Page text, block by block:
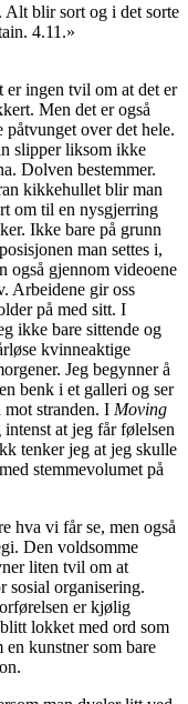
Alt blir sort og i det sorte
4.11.»
er ingen tvil om at det er
Men det er også
påtvunget over det hele.
slipper liksom ikke
Dolven bestemmer.
kikkehullet blir man
om til en nysgjerring
Ikke bare på grunn
man settes i,
også gjennom videoene
Arbeidene gir oss
på med sitt. I
ikke bare sittende og
kvinneaktige
Jeg begynner å
benk i et galleri og ser
mot stranden. I Moving
at jeg får følelsen
tenker jeg at jeg skulle
stemmevolumet på
hva vi får se, men også
Den voldsomme
liten tvil om at
sosial organisering.
er kjølig
lokket med ord som
kunstner som bare